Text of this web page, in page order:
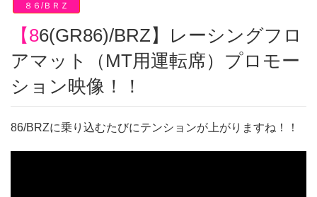
８６/ＢＲＺ
【86(GR86)/BRZ】レーシングフロ
アマット（MT用運転席）プロモー
ション映像！！
86/BRZに乗り込むたびにテンションが上がりますね！！